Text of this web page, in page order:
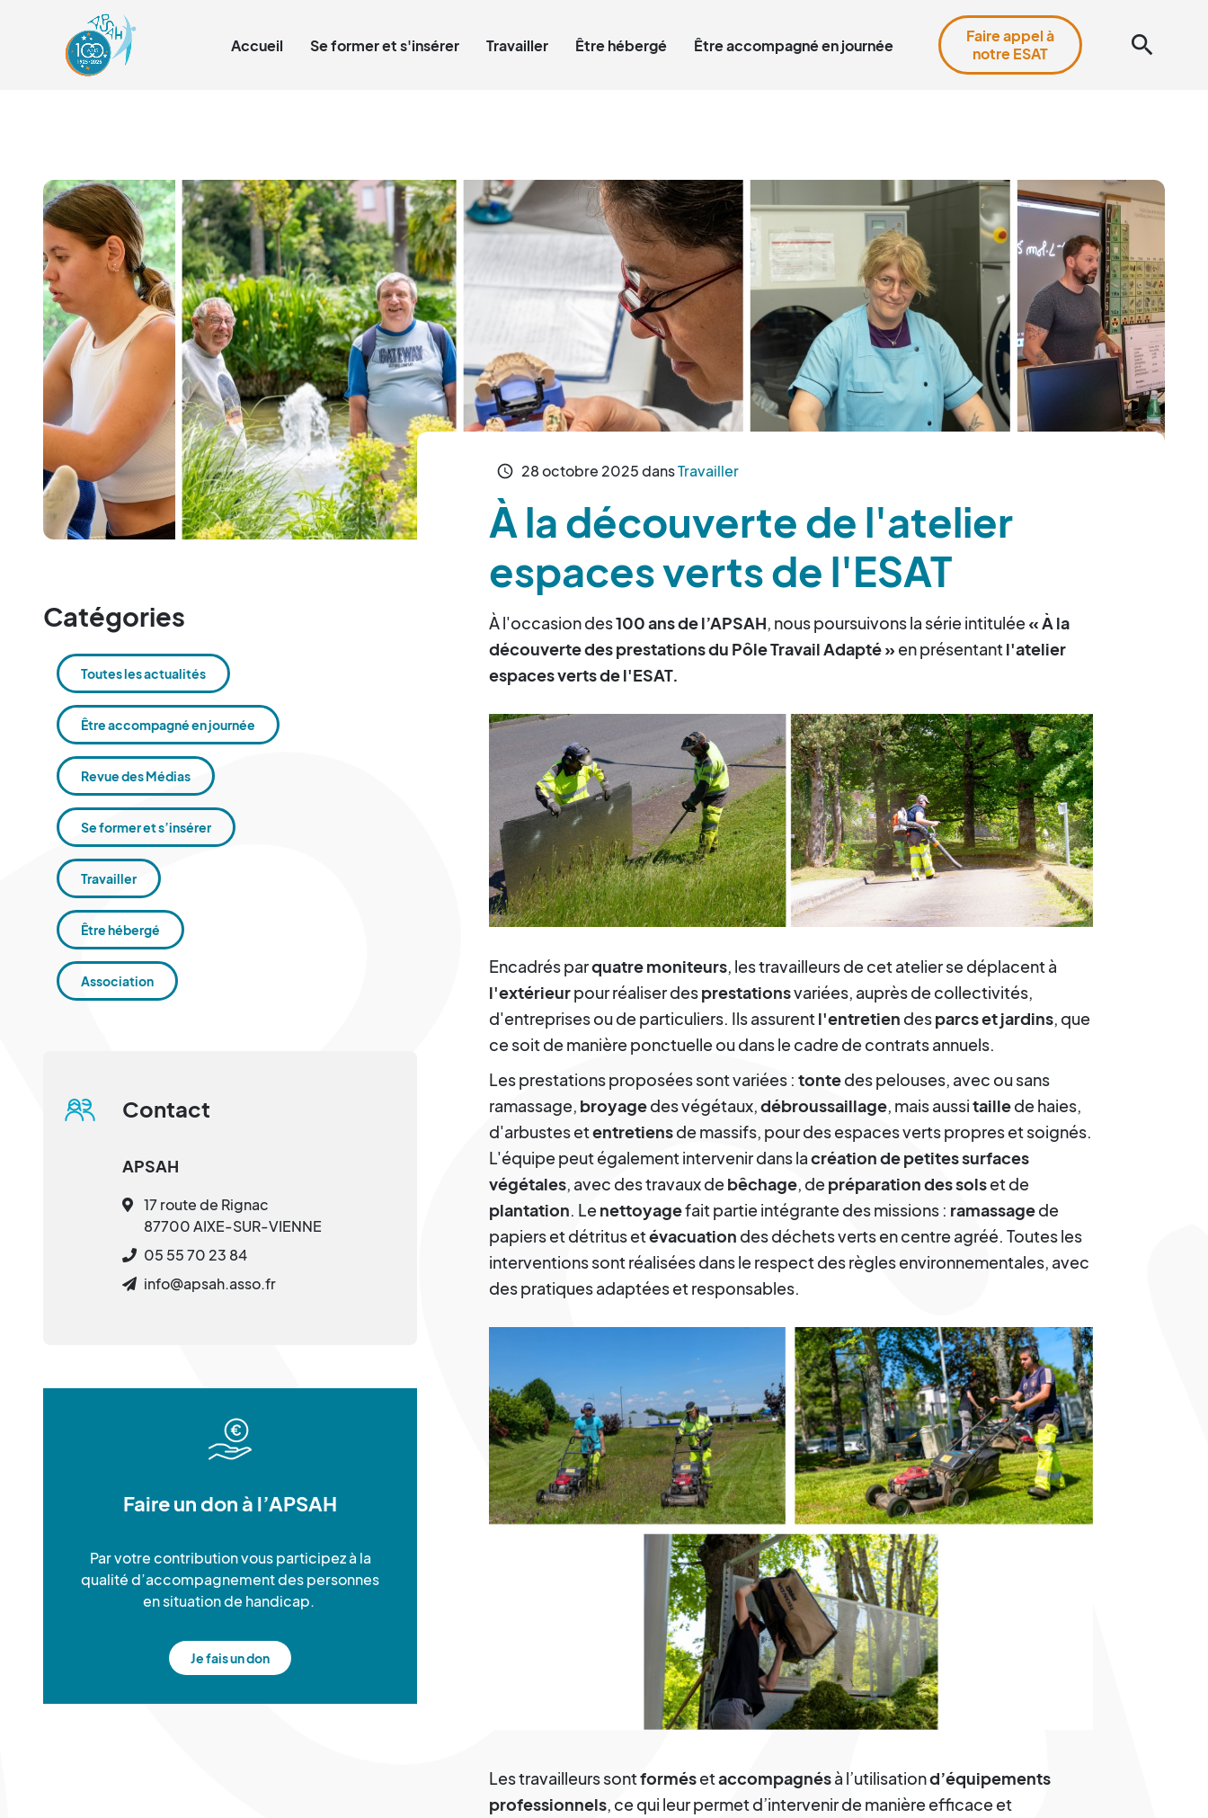
Accueil Se former et s'insérer Travailler Être hébergé Être accompagné en journée
Faire appel à
notre ESAT
search
schedule 28octobre 2025dansTravailler
À la découverte de l'atelier
espaces verts de l'ESAT
À l'occasion des100 ans de l’APSAH, nous poursuivons la série intitulée« À la
découverte des prestations du Pôle Travail Adapté »en présentantl'atelier
espaces verts de l'ESAT.
Encadrés parquatre moniteurs, les travailleurs de cet atelier se déplacent à
l'extérieurpour réaliser desprestationsvariées, auprès de collectivités,
d'entreprises ou de particuliers. Ils assurentl'entretien desparcs et jardins, que
ce soit de manière ponctuelle ou dans le cadre de contrats annuels.
Les prestations proposées sont variées : tontedes pelouses, avec ou sans
ramassage, broyagedes végétaux,débroussaillage, mais aussitaillede haies,
d'arbustes etentretiensde massifs, pour des espaces verts propres et soignés.
L'équipe peut également intervenir dans lacréation de petites surfaces
végétales, avec des travaux debêchage, depréparation des solset de
plantation. Lenettoyagefait partie intégrante des missions : ramassagede
papiers et détritus etévacuation des déchets verts en centre agréé. Toutes les
interventions sont réalisées dans le respect des règles environnementales, avec
des pratiques adaptées et responsables.
Les travailleurs sontformésetaccompagnésà l’utilisationd’équipements
professionnels, ce qui leur permet d’intervenir de manière efficace et
Catégories
Toutes les actualités
Être accompagné en journée
Revue des Médias
Se former et s’insérer
Travailler
Être hébergé
Association
Contact
APSAH
17 route de Rignac
87700 AIXE-SUR-VIENNE
05 55 70 23 84
info@apsah.asso.fr
Faire un don à l’APSAH
Par votre contribution vous participez à la
qualité d’accompagnement des personnes
en situation de handicap.
Je fais un don